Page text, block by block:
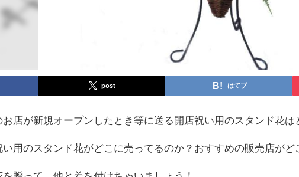
post はてブ
店が新規オープンしたとき等に送る開店祝い用のスタンド花は
い用のスタンド花がどこに売ってるのか？おすすめの販売店がど